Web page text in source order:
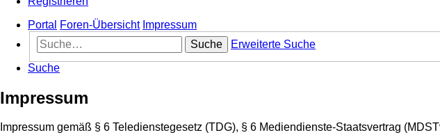
Portal
Foren-Übersicht Impressum
Suche
Erweiterte Suche
Suche
Impressum
Impressum gemäß § 6 Teledienstegesetz (TDG), § 6 Mediendienste-Staatsvertrag